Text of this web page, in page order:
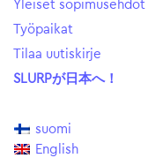
Yleiset sopimusehdot
Työpaikat
Tilaa uutiskirje
SLURPが日本へ！
suomi
English